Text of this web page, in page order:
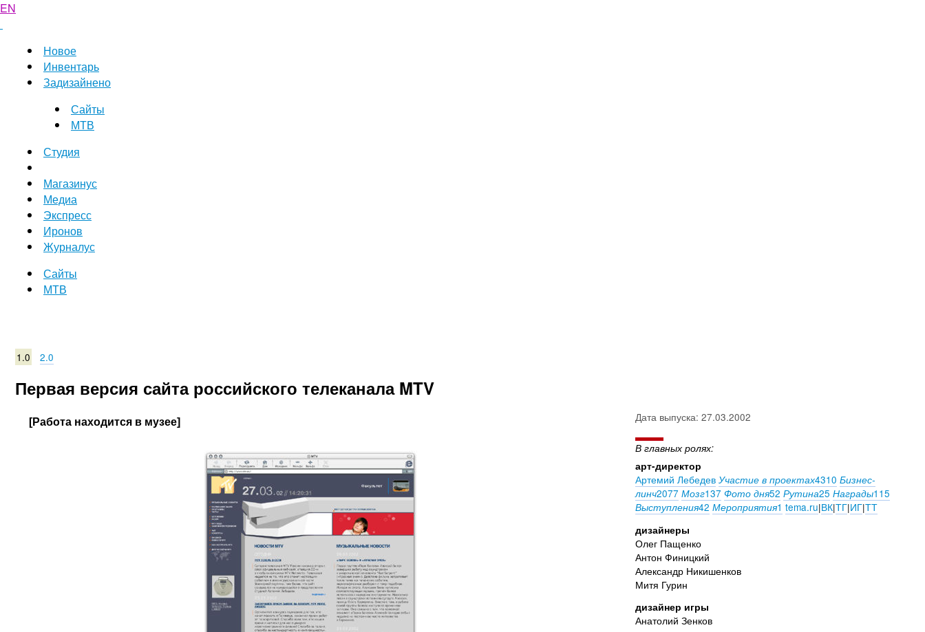
EN
Новое
Инвентарь
Задизайнено
Сайты
МТВ
Студия
Магазинус
Медиа
Экспресс
Иронов
Журналус
Сайты
МТВ
1.0 2.0
Первая версия сайта российского телеканала MTV
[Работа находится в музее] Дата выпуска: 27.03.2002
В главных ролях:
арт-директор
Артемий Лебедев Участие в проектах4310 Бизнес-
линч2077 Мозг137 Фото дня52 Рутина25 Награды115
Выступления42 Мероприятия1 tema.ru|ВК|ТГ|ИГ|ТТ
дизайнеры
Олег Пащенко
Антон Финицкий
Александр Никишенков
Митя Гурин
дизайнер игры
Анатолий Зенков